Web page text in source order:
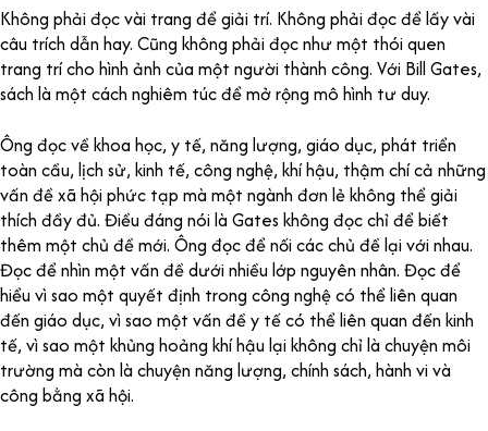
Không phải đọc vài trang để giải trí. Không phải đọc để lấy vài
câu trích dẫn hay. Cũng không phải đọc như một thói quen
trang trí cho hình ảnh của một người thành công. Với Bill Gates,
sách là một cách nghiêm túc để mở rộng mô hình tư duy.
Ông đọc về khoa học, y tế, năng lượng, giáo dục, phát triển
toàn cầu, lịch sử, kinh tế, công nghệ, khí hậu, thậm chí cả những
vấn đề xã hội phức tạp mà một ngành đơn lẻ không thể giải
thích đầy đủ. Điều đáng nói là Gates không đọc chỉ để biết
thêm một chủ đề mới. Ông đọc để nối các chủ đề lại với nhau.
Đọc để nhìn một vấn đề dưới nhiều lớp nguyên nhân. Đọc để
hiểu vì sao một quyết định trong công nghệ có thể liên quan
đến giáo dục, vì sao một vấn đề y tế có thể liên quan đến kinh
tế, vì sao một khủng hoảng khí hậu lại không chỉ là chuyện môi
trường mà còn là chuyện năng lượng, chính sách, hành vi và
công bằng xã hội.